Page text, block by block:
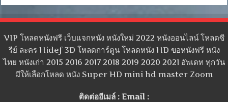
VIP โหลดหนังฟรี เว็บแจกหนัง หนังใหม่ 2022 หนังออนไลน์ โหลดซี
รีย์ ละคร Hidef 3D โหลดการ์ตูน โหลดหนัง HD ขอหนังฟรี หนัง
ไทย หนังเก่า 2015 2016 2017 2018 2019 2020 2021 อัพเดท ทุกวัน
มีให้เลือกโหลด หนัง Super HD mini hd master Zoom
ติดต่ออีเมล์ : Email :